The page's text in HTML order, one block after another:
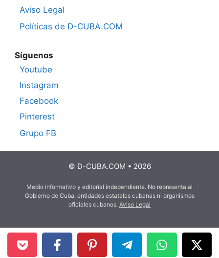
Aviso Legal
Políticas de D-CUBA.COM
Síguenos
Youtube
Instagram
Facebook
Pinterest
Grupo FB
© D-CUBA.COM • 2026
Medio informativo y editorial independiente. No representa al
Gobierno de Cuba, entidades estatales cubanas ni organismos
oficiales cubanos. Aviso Legal